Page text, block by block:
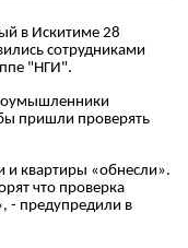
в Искитиме 28
сотрудниками
"НГИ".
пришли проверять
и квартиры «обнесли».
что проверка
- предупредили в